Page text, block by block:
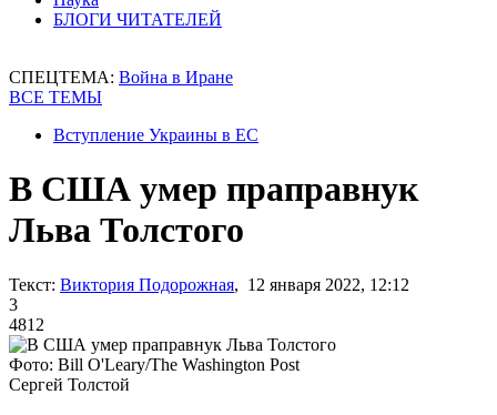
БЛОГИ ЧИТАТЕЛЕЙ
СПЕЦТЕМА: Война в Иране
ВСЕ ТЕМЫ
Вступление Украины в ЕС
В США умер праправнук
Льва Толстого
Текст: Виктория Подорожная, 12 января 2022, 12:12
3
4812
Фото: Bill O'Leary/The Washington Post
Сергей Толстой